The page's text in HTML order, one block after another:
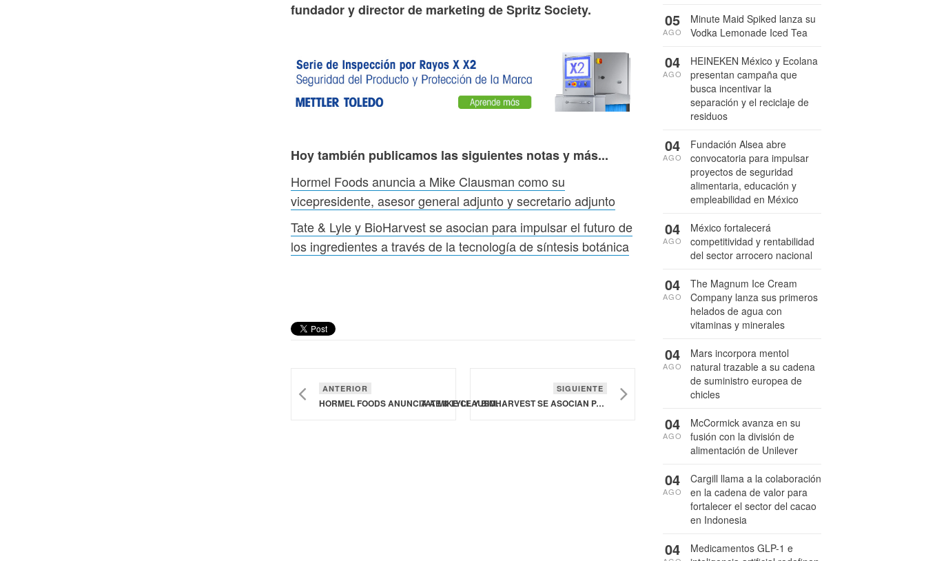
fundador y director de marketing de Spritz Society.
Hoy también publicamos las siguientes notas y más...
Hormel Foods anuncia a Mike Clausman como su
vicepresidente, asesor general adjunto y secretario adjunto
Tate & Lyle y BioHarvest se asocian para impulsar el futuro de
los ingredientes a través de la tecnología de síntesis botánica
ANTERIOR
HORMEL FOODS ANUNCIA A MIKE CLAUSMAN COMO SU VICEPRESIDENTE, ASESOR GENERAL ADJUNTO Y SECRETARIO ADJUNTO
SIGUIENTE
TATE & LYLE Y BIOHARVEST SE ASOCIAN PARA IMPULSAR EL FUTURO DE LOS INGREDIENTES A TRAVÉS DE LA TECNOLOGÍA DE SÍNTESIS BOTÁNICA
Minute Maid Spiked lanza su
Vodka Lemonade Iced Tea
05
AGO
HEINEKEN México y Ecolana
presentan campaña que
busca incentivar la
separación y el reciclaje de
residuos
04
AGO
Fundación Alsea abre
convocatoria para impulsar
proyectos de seguridad
alimentaria, educación y
empleabilidad en México
04
AGO
México fortalecerá
competitividad y rentabilidad
del sector arrocero nacional
04
AGO
The Magnum Ice Cream
Company lanza sus primeros
helados de agua con
vitaminas y minerales
04
AGO
Mars incorpora mentol
natural trazable a su cadena
de suministro europea de
chicles
04
AGO
McCormick avanza en su
fusión con la división de
alimentación de Unilever
04
AGO
Cargill llama a la colaboración
en la cadena de valor para
fortalecer el sector del cacao
en Indonesia
04
AGO
Medicamentos GLP-1 e
04